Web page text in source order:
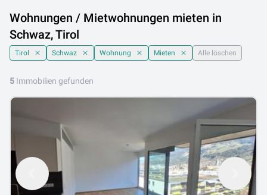
Wohnungen / Mietwohnungen mieten in
Schwaz, Tirol
Tirol Schwaz Wohnung Mieten Alle löschen
5 Immobilien gefunden